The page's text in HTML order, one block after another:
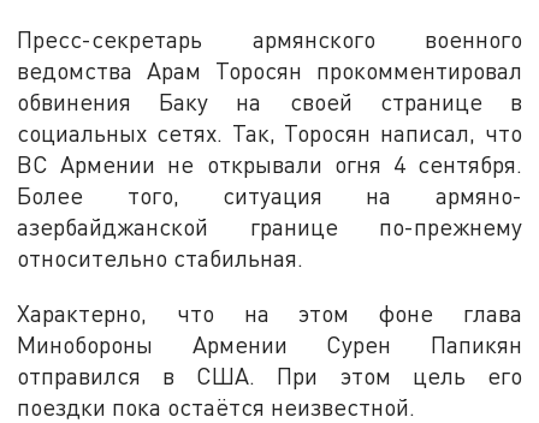
Пресс-секретарь армянского военного
ведомства Арам Торосян прокомментировал
обвинения Баку на своей странице в
социальных сетях. Так, Торосян написал, что
ВС Армении не открывали огня 4 сентября.
Более того, ситуация на армяно-
азербайджанской границе по-прежнему
относительно стабильная.
Характерно, что на этом фоне глава
Минобороны Армении Сурен Папикян
отправился в США. При этом цель его
поездки пока остаётся неизвестной.